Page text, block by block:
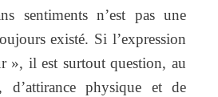
sentiments n’est pas une
existé. Si l’expression
», il est surtout question, au
d’attirance physique et de